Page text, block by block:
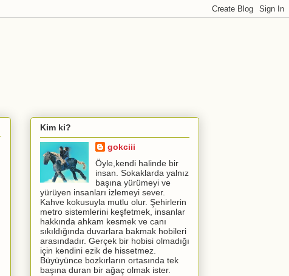
Kim ki?
gokciii
Öyle,kendi halinde bir
insan. Sokaklarda yalnız
başına yürümeyi ve
yürüyen insanları izlemeyi sever.
Kahve kokusuyla mutlu olur. Şehirlerin
metro sistemlerini keşfetmek, insanlar
hakkında ahkam kesmek ve canı
sıkıldığında duvarlara bakmak hobileri
arasındadır. Gerçek bir hobisi olmadığı
için kendini ezik de hissetmez.
Büyüyünce bozkırların ortasında tek
başına duran bir ağaç olmak ister.